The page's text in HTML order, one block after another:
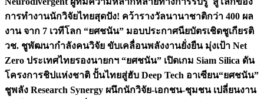
การทำงานนักวิจัยไทยสุดปัง! คว้ารางวัลนานาชาติกว่า 400 ผล
งาน จาก 7 เวทีโลก “ยศชนัน” มอบประกาศนียบัตรเชิดชูเกียรติ
วช. ชูพัฒนากำลังคนวิจัย ขับเคลื่อนพลังงานยั่งยืน มุ่งเป้า Net
Zero ประเทศไทยรองนายกฯ “ยศชนัน” เปิดเกม Siam Silica ดัน
โครงการชิปแห่งชาติ ปั้นไทยสู่ฮับ Deep Tech อาเซียน“ยศชนัน”
ชูพลัง Research Synergy ผนึกนักวิจัย-เอกชน-ชุมชน เปลี่ยนงาน